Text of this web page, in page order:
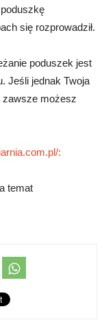
się rozprowadził.
poduszek jest
Jeśli jednak Twoja
zawsze możesz
:
temat